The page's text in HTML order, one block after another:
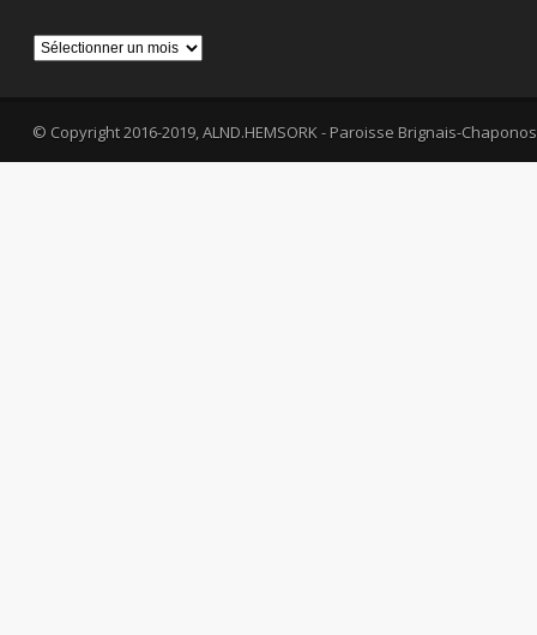
Archives
© Copyright 2016-2019, ALND.HEMSORK - Paroisse Brignais-